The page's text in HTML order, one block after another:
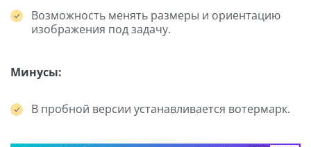
Возможность менять размеры и ориентацию
изображения под задачу.
Минусы:
В пробной версии устанавливается вотермарк.